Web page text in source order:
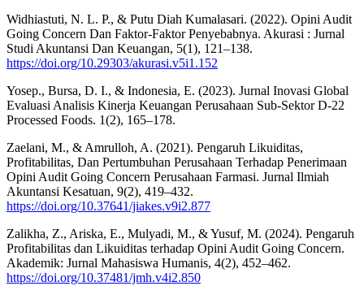
Widhiastuti, N. L. P., & Putu Diah Kumalasari. (2022). Opini Audit
Going Concern Dan Faktor-Faktor Penyebabnya. Akurasi : Jurnal
Studi Akuntansi Dan Keuangan, 5(1), 121–138.
https://doi.org/10.29303/akurasi.v5i1.152
Yosep., Bursa, D. I., & Indonesia, E. (2023). Jurnal Inovasi Global
Evaluasi Analisis Kinerja Keuangan Perusahaan Sub-Sektor D-22
Processed Foods. 1(2), 165–178.
Zaelani, M., & Amrulloh, A. (2021). Pengaruh Likuiditas,
Profitabilitas, Dan Pertumbuhan Perusahaan Terhadap Penerimaan
Opini Audit Going Concern Perusahaan Farmasi. Jurnal Ilmiah
Akuntansi Kesatuan, 9(2), 419–432.
https://doi.org/10.37641/jiakes.v9i2.877
Zalikha, Z., Ariska, E., Mulyadi, M., & Yusuf, M. (2024). Pengaruh
Profitabilitas dan Likuiditas terhadap Opini Audit Going Concern.
Akademik: Jurnal Mahasiswa Humanis, 4(2), 452–462.
https://doi.org/10.37481/jmh.v4i2.850